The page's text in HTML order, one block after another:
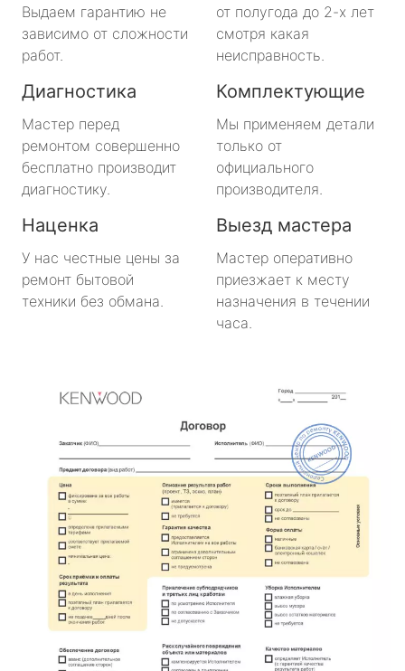
Выдаем гарантию не
зависимо от сложности
работ.
от полугода до 2-х лет
смотря какая
неисправность.
Диагностика
Мастер перед
ремонтом совершенно
бесплатно производит
диагностику.
Комплектующие
Мы применяем детали
только от
официального
производителя.
Наценка
У нас честные цены за
ремонт бытовой
техники без обмана.
Выезд мастера
Мастер оперативно
приезжает к месту
назначения в течении
часа.